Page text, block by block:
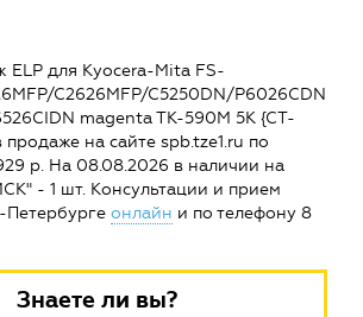
ELP для Kyocera-Mita FS-
C2626MFP/C5250DN/P6026CDN
magenta TK-590M 5K {CT-
продаже на сайте spb.tze1.ru по
р. На 08.08.2026 в наличии на
- 1 шт. Консультации и прием
Петербурге онлайн и по телефону 8
Знаете ли вы?